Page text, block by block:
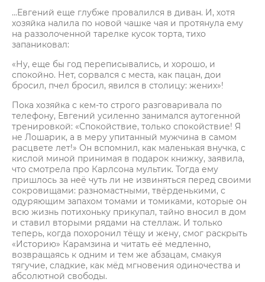
...Евгений еще глубже провалился в диван. И, хотя
хозяйка налила по новой чашке чая и протянула ему
на раззолоченной тарелке кусок торта, тихо
запаниковал:
«Ну, еще бы год переписывались, и хорошо, и
спокойно. Нет, сорвался с места, как пацан, дои
бросил, пчел бросил, явился в столицу: жених»!
Пока хозяйка с кем-то строго разговаривала по
телефону, Евгений усиленно занимался аутогенной
тренировкой: «Спокойствие, только спокойствие! Я
не Лошарик, а в меру упитанный мужчина в самом
расцвете лет!» Он вспомнил, как маленькая внучка, с
кислой миной принимая в подарок книжку, заявила,
что смотрела про Карлсона мультик. Тогда ему
пришлось за неё чуть ли не извиняться перед своими
сокровищами: разномастными, твёрденькими, с
одуряющим запахом томами и томиками, которые он
всю жизнь потихоньку прикупал, тайно вносил в дом
и ставил вторыми рядами на стеллаж. И только
теперь, когда похоронил тёщу и жену, смог раскрыть
«Историю» Карамзина и читать её медленно,
возвращаясь к одним и тем же абзацам, смакуя
тягучие, сладкие, как мёд мгновения одиночества и
абсолютной свободы.